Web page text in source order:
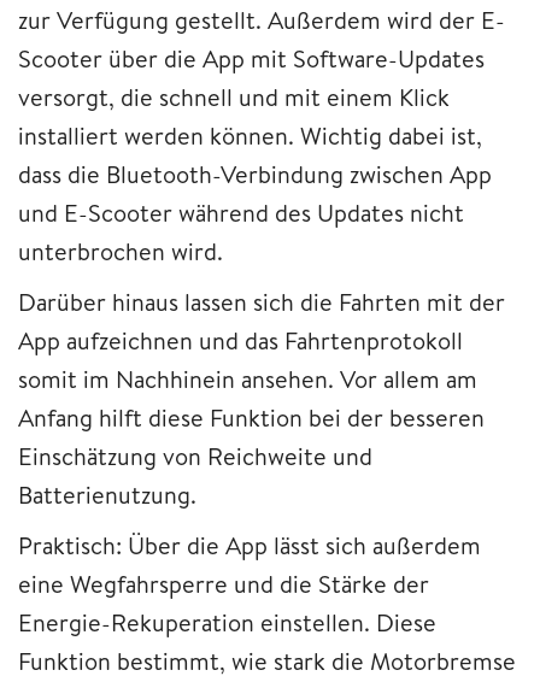
zur Verfügung gestellt. Außerdem wird der E-
Scooter über die App mit Software-Updates
versorgt, die schnell und mit einem Klick
installiert werden können. Wichtig dabei ist,
dass die Bluetooth-Verbindung zwischen App
und E-Scooter während des Updates nicht
unterbrochen wird.
Darüber hinaus lassen sich die Fahrten mit der
App aufzeichnen und das Fahrtenprotokoll
somit im Nachhinein ansehen. Vor allem am
Anfang hilft diese Funktion bei der besseren
Einschätzung von Reichweite und
Batterienutzung.
Praktisch: Über die App lässt sich außerdem
eine Wegfahrsperre und die Stärke der
Energie-Rekuperation einstellen. Diese
Funktion bestimmt, wie stark die Motorbremse